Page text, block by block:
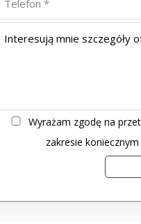
Wyrażam zgodę na
zakresie